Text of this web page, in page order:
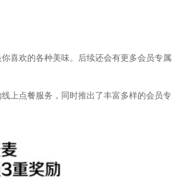
喜欢的各种美味。后续还会有更多会员专
上点餐服务，同时推出了丰富多样的会员